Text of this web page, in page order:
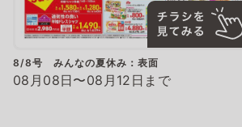
8/8号 みんなの夏休み：表面
08月08日〜08月12日まで